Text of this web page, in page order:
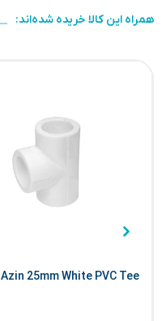
همراه این کالا خریده شده‌اند:
Azin 25mm White PVC Tee